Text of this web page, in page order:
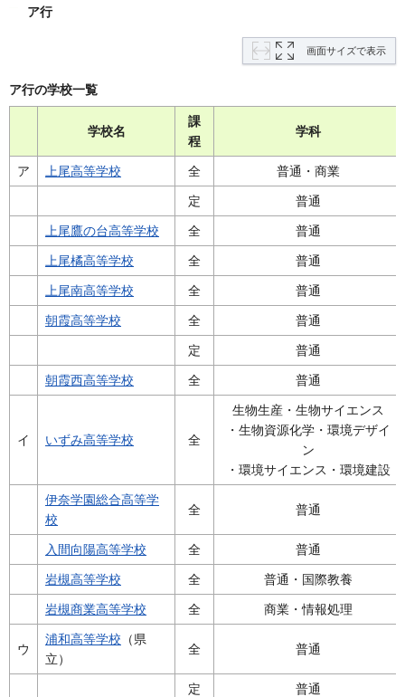
ア行
画面サイズで表示
ア行の学校一覧
学校名
課
程
学科
ア 上尾高等学校 全 普通・商業
定 普通
上尾鷹の台高等学校 全 普通
上尾橘高等学校 全 普通
上尾南高等学校 全 普通
朝霞高等学校 全 普通
定 普通
朝霞西高等学校 全 普通
イ いずみ高等学校 全
生物生産・生物サイエンス
・生物資源化学・環境デザイ
ン
・環境サイエンス・環境建設
伊奈学園総合高等学
校
全 普通
入間向陽高等学校 全 普通
岩槻高等学校 全 普通・国際教養
岩槻商業高等学校 全 商業・情報処理
ウ
浦和高等学校 （県
立）
全 普通
定 普通